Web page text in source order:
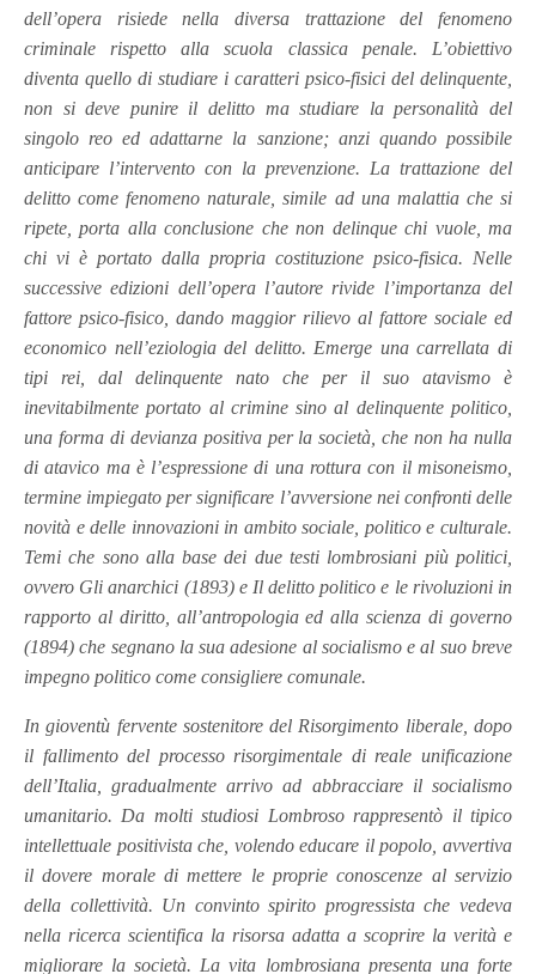
dell’opera risiede nella diversa trattazione del fenomeno
criminale rispetto alla scuola classica penale. L’obiettivo
diventa quello di studiare i caratteri psico-fisici del delinquente,
non si deve punire il delitto ma studiare la personalità del
singolo reo ed adattarne la sanzione; anzi quando possibile
anticipare l’intervento con la prevenzione. La trattazione del
delitto come fenomeno naturale, simile ad una malattia che si
ripete, porta alla conclusione che non delinque chi vuole, ma
chi vi è portato dalla propria costituzione psico-fisica. Nelle
successive edizioni dell’opera l’autore rivide l’importanza del
fattore psico-fisico, dando maggior rilievo al fattore sociale ed
economico nell’eziologia del delitto. Emerge una carrellata di
tipi rei, dal delinquente nato che per il suo atavismo è
inevitabilmente portato al crimine sino al delinquente politico,
una forma di devianza positiva per la società, che non ha nulla
di atavico ma è l’espressione di una rottura con il misoneismo,
termine impiegato per significare l’avversione nei confronti delle
novità e delle innovazioni in ambito sociale, politico e culturale.
Temi che sono alla base dei due testi lombrosiani più politici,
ovvero Gli anarchici (1893) e Il delitto politico e le rivoluzioni in
rapporto al diritto, all’antropologia ed alla scienza di governo
(1894) che segnano la sua adesione al socialismo e al suo breve
impegno politico come consigliere comunale.
In gioventù fervente sostenitore del Risorgimento liberale, dopo
il fallimento del processo risorgimentale di reale unificazione
dell’Italia, gradualmente arrivo ad abbracciare il socialismo
umanitario. Da molti studiosi Lombroso rappresentò il tipico
intellettuale positivista che, volendo educare il popolo, avvertiva
il dovere morale di mettere le proprie conoscenze al servizio
della collettività. Un convinto spirito progressista che vedeva
nella ricerca scientifica la risorsa adatta a scoprire la verità e
migliorare la società. La vita lombrosiana presenta una forte